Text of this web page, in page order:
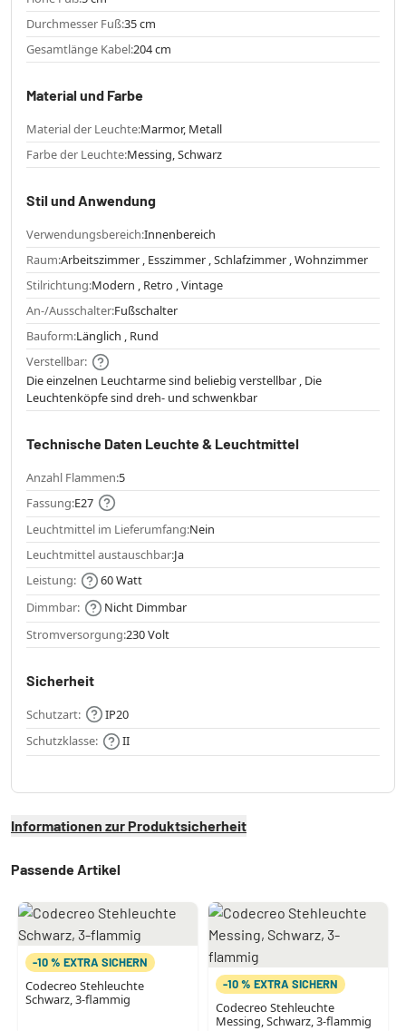
Durchmesser Fuß:35 cm
Gesamtlänge Kabel:204 cm
Material und Farbe
Material der Leuchte:Marmor, Metall
Farbe der Leuchte:Messing, Schwarz
Stil und Anwendung
Verwendungsbereich:Innenbereich
Raum:Arbeitszimmer , Esszimmer , Schlafzimmer , Wohnzimmer
Stilrichtung:Modern , Retro , Vintage
An-/Ausschalter:Fußschalter
Bauform:Länglich , Rund
Verstellbar:
Die einzelnen Leuchtarme sind beliebig verstellbar , Die
Leuchtenköpfe sind dreh- und schwenkbar
Technische Daten Leuchte & Leuchtmittel
Anzahl Flammen:5
Fassung:E27
Leuchtmittel im Lieferumfang:Nein
Leuchtmittel austauschbar:Ja
Leistung:
60 Watt
Dimmbar:
Nicht Dimmbar
Stromversorgung:230 Volt
Sicherheit
Schutzart:
IP20
Schutzklasse:
II
Informationen zur Produktsicherheit
Passende Artikel
-10 % EXTRA SICHERN
Codecreo Stehleuchte
Schwarz, 3-flammig
-10 % EXTRA SICHERN
Codecreo Stehleuchte
Messing, Schwarz, 3-flammig